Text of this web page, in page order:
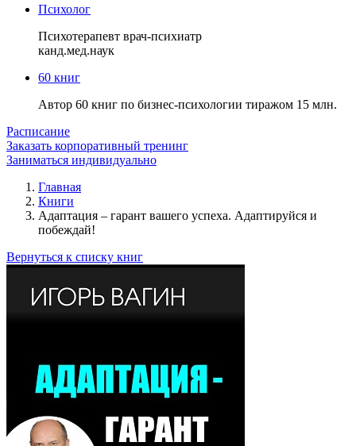
Психолог
Психотерапевт врач-психиатр
канд.мед.наук
60 книг
Автор 60 книг по бизнес-психологии тиражом 15 млн.
Расписание
Заказать корпоративный тренинг
Заниматься индивидуально
Главная
Книги
Адаптация – гарант вашего успеха. Адаптируйся и
побеждай!
Вернуться к списку книг